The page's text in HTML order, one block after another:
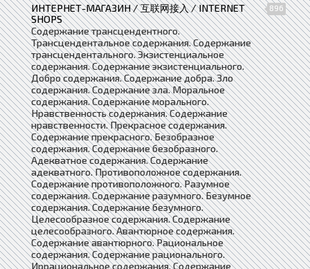
ИНТЕРНЕТ-МАГАЗИН / 互联网接入 / INTERNET
SHOPS
896
Содержание трансцендентного.
Трансцендентальное содержания. Содержание
трансцендентального. Экзистенциальное
содержания. Содержание экзистенциального.
Добро содержания. Содержание добра. Зло
содержания. Содержание зла. Моральное
содержания. Содержание морального.
Нравственность содержания. Содержание
нравственности. Прекрасное содержания.
Содержание прекрасного. Безобразное
содержания. Содержание безобразного.
Адекватное содержания. Содержание
адекватного. Противоположное содержания.
Содержание противоположного. Разумное
содержания. Содержание разумного. Безумное
содержания. Содержание безумного.
Целесообразное содержания. Содержание
целесообразного. Авантюрное содержания.
Содержание авантюрного. Рациональное
содержания. Содержание рационального.
Иррациональное содержания. Содержание